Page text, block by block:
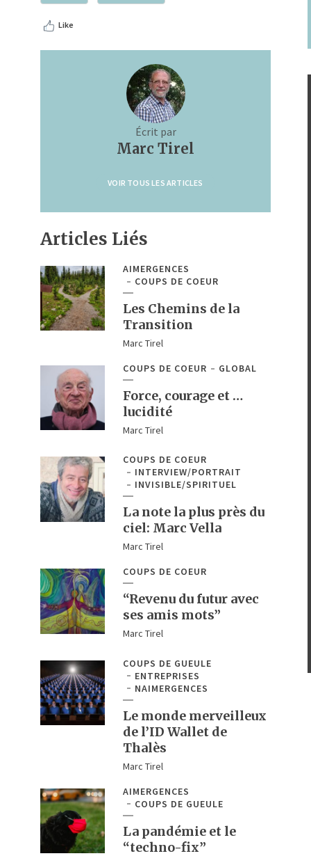
Like
Écrit par
Marc Tirel
VOIR TOUS LES ARTICLES
Articles Liés
AIMERGENCES
COUPS DE COEUR
Les Chemins de la
Transition
Marc Tirel
COUPS DE COEUR
GLOBAL
Force, courage et …
lucidité
Marc Tirel
COUPS DE COEUR
INTERVIEW/PORTRAIT
INVISIBLE/SPIRITUEL
La note la plus près du
ciel: Marc Vella
Marc Tirel
COUPS DE COEUR
“Revenu du futur avec
ses amis mots”
Marc Tirel
COUPS DE GUEULE
ENTREPRISES
NAIMERGENCES
Le monde merveilleux
de l’ID Wallet de
Thalès
Marc Tirel
AIMERGENCES
COUPS DE GUEULE
La pandémie et le
“techno-fix”